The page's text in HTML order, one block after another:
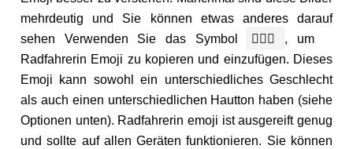
mehrdeutig und Sie können etwas anderes darauf
sehen Verwenden Sie das Symbol
🚴🏾‍♀️
, um
Radfahrerin Emoji zu kopieren und einzufügen. Dieses
Emoji kann sowohl ein unterschiedliches Geschlecht
als auch einen unterschiedlichen Hautton haben (siehe
Optionen unten). Radfahrerin emoji ist ausgereift genug
und sollte auf allen Geräten funktionieren. Sie können